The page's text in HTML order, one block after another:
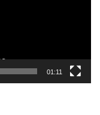
01:11